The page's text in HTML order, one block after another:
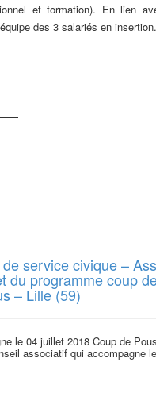
et formation). En lien
des 3 salariés en insertion.
service civique –
du programme coup
– Lille (59)
le 04 juillet 2018 Coup de
associatif qui accompagne